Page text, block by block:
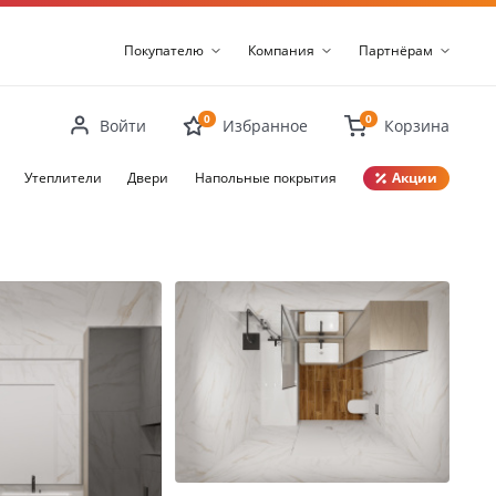
Покупателю Компания Партнёрам
Войти 0 Избранное 0 Корзина
Утеплители Двери Напольные покрытия Акции
Закрыть